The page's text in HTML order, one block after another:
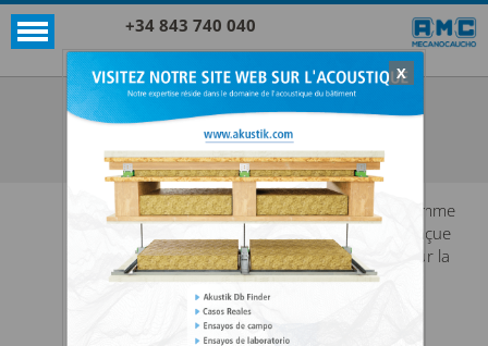
+34 843 740 040
X
Akustik + Sylomer®
EP + SYLOMER® LMR
VOIR TOUTES AKUSTIK + SYLOMER®
Gamme
conçue
pour la